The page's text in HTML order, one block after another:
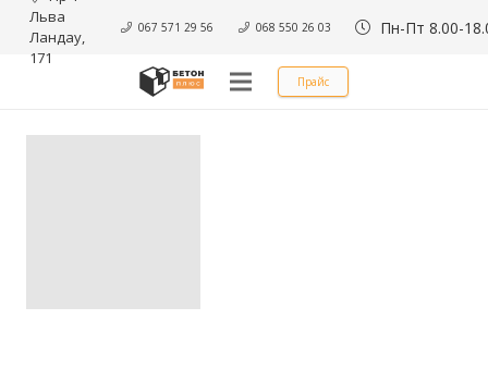
Льва
Ландау,
171
067 571 29 56 068 550 26 03 Пн-Пт 8.00-
Прайс